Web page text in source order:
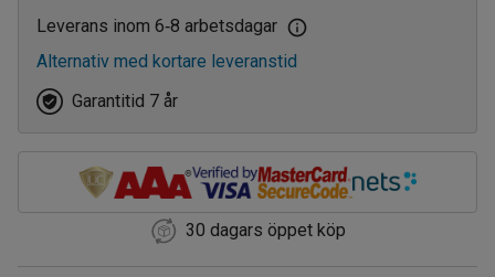
Leverans inom 6‑8 arbetsdagar
Alternativ med kortare leveranstid
Garantitid 7 år
30 dagars öppet köp